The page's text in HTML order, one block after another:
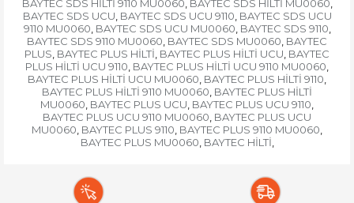
BAYTEC SDS HİLTİ 9110 MU0060, BAYTEC SDS HİLTİ MU0060,
BAYTEC SDS UCU, BAYTEC SDS UCU 9110, BAYTEC SDS UCU
9110 MU0060, BAYTEC SDS UCU MU0060, BAYTEC SDS 9110,
BAYTEC SDS 9110 MU0060, BAYTEC SDS MU0060, BAYTEC
PLUS, BAYTEC PLUS HİLTİ, BAYTEC PLUS HİLTİ UCU, BAYTEC
PLUS HİLTİ UCU 9110, BAYTEC PLUS HİLTİ UCU 9110 MU0060,
BAYTEC PLUS HİLTİ UCU MU0060, BAYTEC PLUS HİLTİ 9110,
BAYTEC PLUS HİLTİ 9110 MU0060, BAYTEC PLUS HİLTİ
MU0060, BAYTEC PLUS UCU, BAYTEC PLUS UCU 9110,
BAYTEC PLUS UCU 9110 MU0060, BAYTEC PLUS UCU
MU0060, BAYTEC PLUS 9110, BAYTEC PLUS 9110 MU0060,
BAYTEC PLUS MU0060, BAYTEC HİLTİ,